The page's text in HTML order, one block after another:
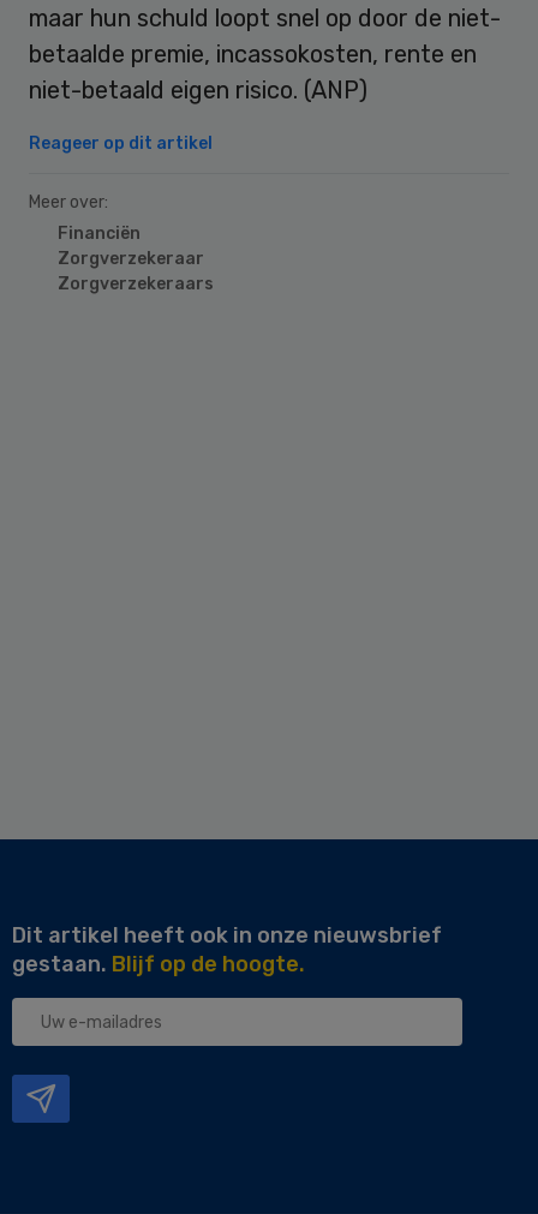
maar hun schuld loopt snel op door de niet-
betaalde premie, incassokosten, rente en
niet-betaald eigen risico. (ANP)
Reageer op dit artikel
Meer over:
Financiën
Zorgverzekeraar
Zorgverzekeraars
Dit artikel heeft ook in onze nieuwsbrief
gestaan. Blijf op de hoogte.
Uw